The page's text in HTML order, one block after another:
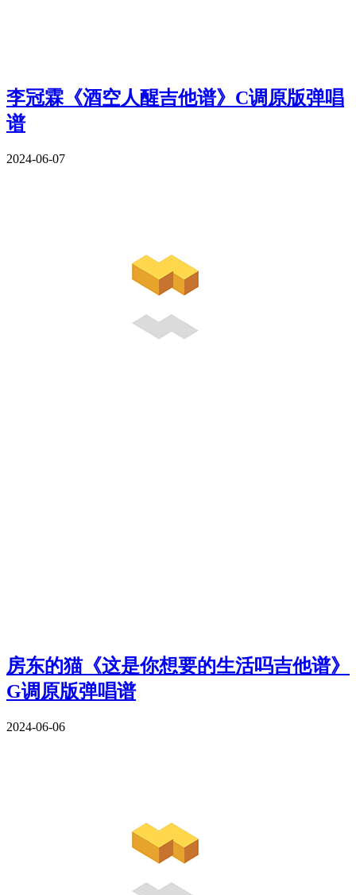
李冠霖《酒空人醒吉他谱》C调原版弹唱
谱
2024-06-07
房东的猫《这是你想要的生活吗吉他谱》
G调原版弹唱谱
2024-06-06